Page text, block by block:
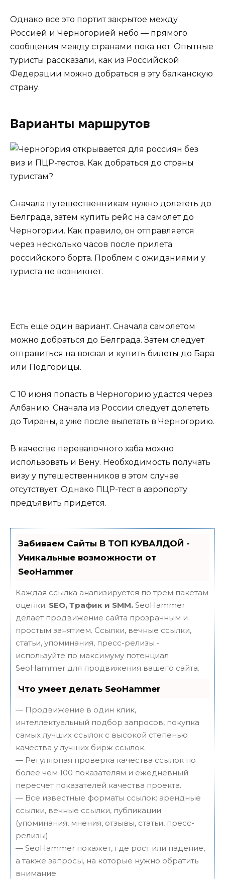
Однако все это портит закрытое между
Россией и Черногорией небо — прямого
сообщения между странами пока нет. Опытные
туристы рассказали, как из Российской
Федерации можно добраться в эту балканскую
страну.
Варианты маршрутов
Сначала путешественникам нужно долететь до
Белграда, затем купить рейс на самолет до
Черногории. Как правило, он отправляется
через несколько часов после прилета
российского борта. Проблем с ожиданиями у
туриста не возникнет.
Есть еще один вариант. Сначала самолетом
можно добраться до Белграда. Затем следует
отправиться на вокзал и купить билеты до Бара
или Подгорицы.
С 10 июня попасть в Черногорию удастся через
Албанию. Сначала из России следует долететь
до Тираны, а уже после вылетать в Черногорию.
В качестве перевалочного хаба можно
использовать и Вену. Необходимость получать
визу у путешественников в этом случае
отсутствует. Однако ПЦР-тест в аэропорту
предъявить придется.
Забиваем Сайты В ТОП КУВАЛДОЙ -
Уникальные возможности от
SeoHammer
Каждая ссылка анализируется по трем пакетам
оценки: SEO, Трафик и SMM. SeoHammer
делает продвижение сайта прозрачным и
простым занятием. Ссылки, вечные ссылки,
статьи, упоминания, пресс-релизы -
используйте по максимуму потенциал
SeoHammer для продвижения вашего сайта.
Что умеет делать SeoHammer
— Продвижение в один клик,
интеллектуальный подбор запросов, покупка
самых лучших ссылок с высокой степенью
качества у лучших бирж ссылок.
— Регулярная проверка качества ссылок по
более чем 100 показателям и ежедневный
пересчет показателей качества проекта.
— Все известные форматы ссылок: арендные
ссылки, вечные ссылки, публикации
(упоминания, мнения, отзывы, статьи, пресс-
релизы).
— SeoHammer покажет, где рост или падение,
а также запросы, на которые нужно обратить
внимание.